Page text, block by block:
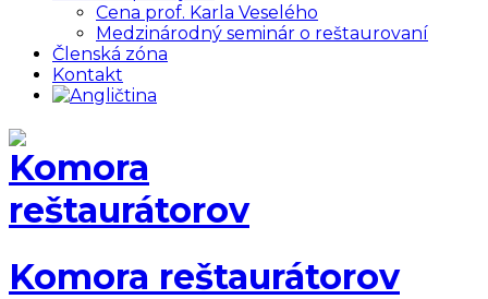
Cena prof. Karla Veselého
Medzinárodný seminár o reštaurovaní
Členská zóna
Kontakt
Komora reštaurátorov